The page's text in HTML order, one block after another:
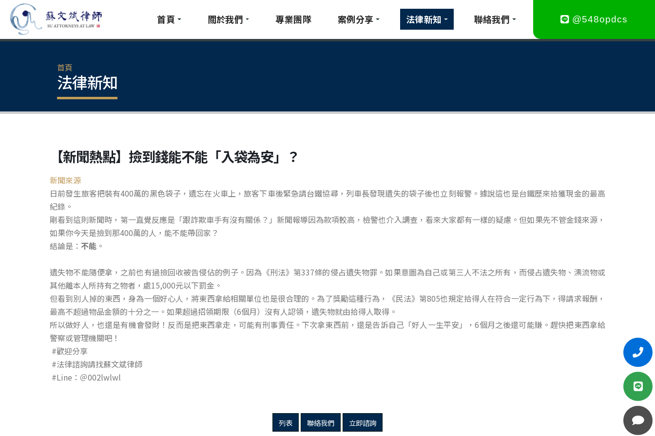
@548opdcs
首頁 關於我們 專業團隊 案例分享 法律新知 聯絡我們
首頁
法律新知
【新聞熱點】撿到錢能不能「入袋為安」？
新聞來源
日前發生旅客把裝有400萬的黑色袋子，遺忘在火車上，旅客下車後緊急請台鐵協尋，列車長發現遺失的袋子後也立刻報警。據說這也是台鐵歷來拾獲現金的最高
紀錄。
剛看到這則新聞時，第一直覺反應是「跟詐欺車手有沒有關係？」新聞報導因為款項較高，檢警也介入調查，看來大家都有一樣的疑慮。但如果先不管金錢來源，
如果你今天是撿到那400萬的人，能不能帶回家？
結論是： 不能 。
遺失物不能隨便拿，之前也有過撿回收被告侵佔的例子。因為《刑法》第337條的侵占遺失物罪。如果意圖為自己或第三人不法之所有，而侵占遺失物、漂流物或
其他離本人所持有之物者，處15,000元以下罰金。
但看到別人掉的東西，身為一個好心人，將東西拿給相關單位也是很合理的。為了獎勵這種行為，《民法》第805也規定拾得人在符合一定行為下，得請求報酬，
最高不超過物品金額的十分之一。如果超過招領期限（6個月）沒有人認領，遺失物就由拾得人取得。
所以做好人，也還是有機會發財！反而是把東西拿走，可能有刑事責任。下次拿東西前，還是告訴自己「好人一生平安」，6個月之後還可能賺。趕快把東西拿給
警察或管理機關吧！
#歡迎分享
#法律諮詢請找蘇文斌律師
#Line：＠002lwlwl
列表 聯絡我們 立即諮詢